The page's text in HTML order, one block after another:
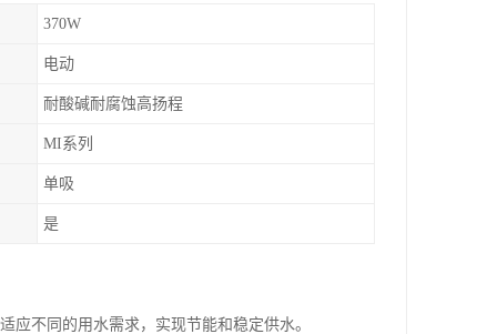
370W
电动
耐酸碱耐腐蚀高扬程
MI系列
单吸
是
应不同的用水需求，实现节能和稳定供水。